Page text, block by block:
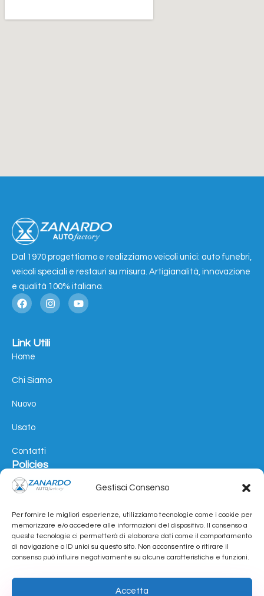
Gestisci Consenso
Per fornire le migliori esperienze, utilizziamo tecnologie come i cookie per
memorizzare e/o accedere alle informazioni del dispositivo. Il consenso a
queste tecnologie ci permetterà di elaborare dati come il comportamento
di navigazione o ID unici su questo sito. Non acconsentire o ritirare il
consenso può influire negativamente su alcune caratteristiche e funzioni.
Accetta
Dal 1970 progettiamo e realizziamo veicoli unici: auto funebri,
veicoli speciali e restauri su misura. Artigianalità, innovazione
e qualità 100% italiana.
Link Utili
Home
Chi Siamo
Nuovo
Usato
Contatti
Policies
Cookie Policy
Contatti
Via Enrico Fermi, 16 31010 - Mareno di Piave (TV)
Tel. Fisso: +39 0438 499055
Cellulare: +39 340 305 1842